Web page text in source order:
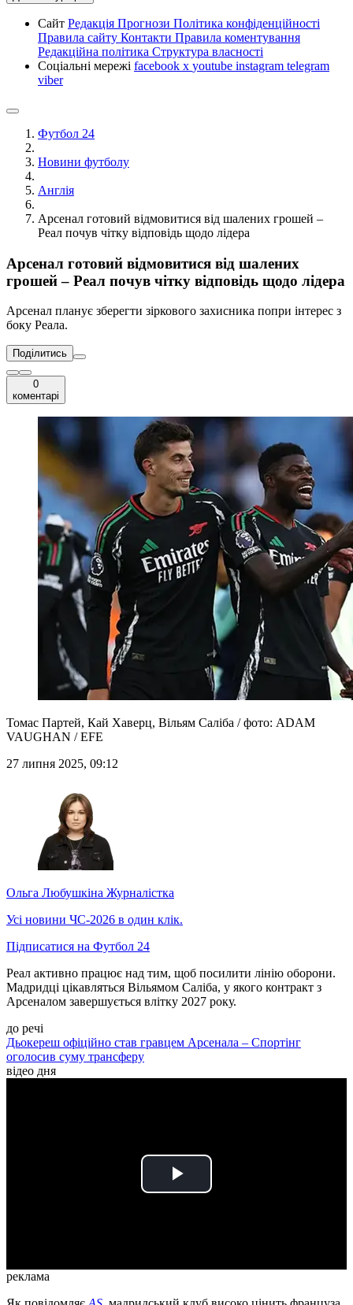
Сайт Редакція Прогнози Політика конфіденційності
Правила сайту Контакти Правила коментування
Редакційна політика Структура власності
Соціальні мережі facebook x youtube instagram telegram
viber
Футбол 24
Новини футболу
Англія
Арсенал готовий відмовитися від шалених грошей –
Реал почув чітку відповідь щодо лідера
Арсенал готовий відмовитися від шалених
грошей – Реал почув чітку відповідь щодо лідера
Арсенал планує зберегти зіркового захисника попри інтерес з
боку Реала.
Поділитись
0
коментарі
Томас Партей, Кай Хаверц, Вільям Саліба / фото: ADAM
VAUGHAN / EFE
27 липня 2025, 09:12
Ольга Любушкіна Журналістка
Усі новини ЧС-2026 в один клік.
Підписатися на Футбол 24
Реал активно працює над тим, щоб посилити лінію оборони.
Мадридці цікавляться Вільямом Саліба, у якого контракт з
Арсеналом завершується влітку 2027 року.
до речі
Дьокереш офіційно став гравцем Арсенала – Спортінг
оголосив суму трансферу
відео дня
Play
реклама